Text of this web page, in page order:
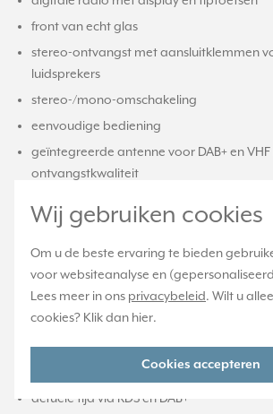
Wij gebruiken cookies
Om u de beste ervaring te bieden
voor websiteanalyse en
Lees meer in ons privacybeleid. Wilt u
cookies? Klik dan hier.
Cookies accepteren
front van echt glas
stereo-ontvangst met aansluitklemmen
luidsprekers
stereo-/mono-omschakeling
eenvoudige bediening
geïntegreerde antenne voor DAB+ en
ontvangstkwaliteit
opslag van 8 favoriete zenders voor DAB+
behouden na netspanningsuitval)
opslag van 8 Bluetooth®-audiobronnen
Bluetooth®-apparaatnaam aanpasbaar
inschakelen met laatst gekozen zender,
bedrijfsstand (DAB+, VHF of Bluetooth®)
weergave van zenderinformatie, tijd en
actuele tijd via RDS en DAB+